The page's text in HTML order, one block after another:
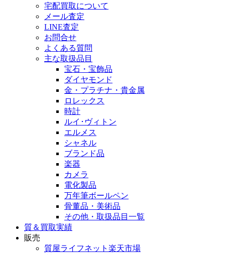
宅配買取について
メール査定
LINE査定
お問合せ
よくある質問
主な取扱品目
宝石・宝飾品
ダイヤモンド
金・プラチナ・貴金属
ロレックス
時計
ルイ･ヴィトン
エルメス
シャネル
ブランド品
楽器
カメラ
電化製品
万年筆ボールペン
骨董品・美術品
その他・取扱品目一覧
質＆買取実績
販売
質屋ライフネット楽天市場